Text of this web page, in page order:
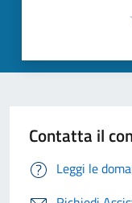
Contatta il
Leggi le